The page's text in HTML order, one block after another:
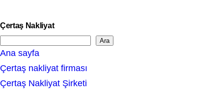
Çertaş Nakliyat
e
a
r
Ara
Ana sayfa
Çertaş nakliyat firması
Çertaş Nakliyat Şirketi